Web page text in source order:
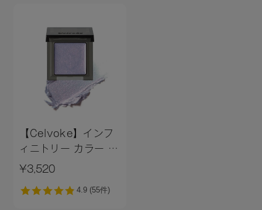
【Celvoke】インフ
ィニトリー カラー N
＜全11色＞
¥3,520